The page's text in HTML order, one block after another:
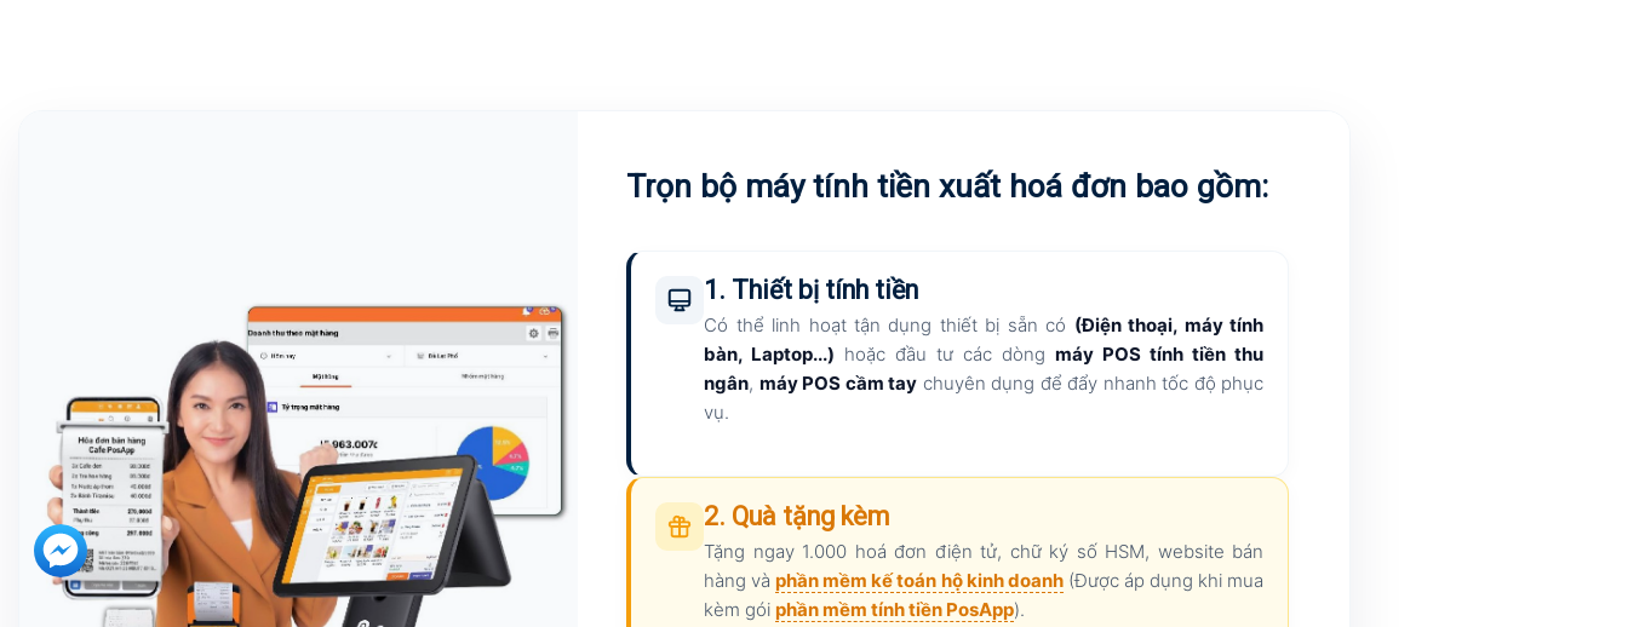
Trọn bộ máy tính tiền xuất hoá đơn bao gồm:
1. Thiết bị tính tiền
Có thể linh hoạt tận dụng thiết bị sẵn có (Điện thoại, máy tính
bàn, Laptop...) hoặc đầu tư các dòngmáy POS tính tiền thu
ngân, máy POS cầm tay chuyên dụng để đẩy nhanh tốc độ phục
vụ.
2. Quà tặng kèm
Tặng ngay 1.000 hoá đơn điện tử, chữ ký số HSM, website bán
hàng vàphần mềm kế toán hộ kinh doanh(Được áp dụng khi mua
kèm góiphần mềm tính tiền PosApp).